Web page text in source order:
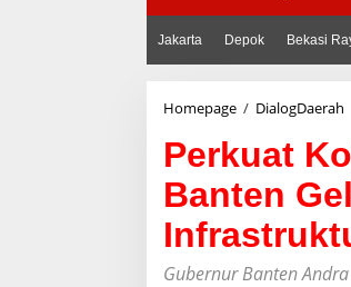
Jakarta Depok Bekasi
Homepage / DialogDaerah
r
k
u
a
t
o
Perkuat
Banten
Gubernur Banten